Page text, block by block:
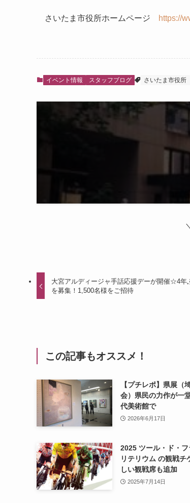
さいたま市役所ホームページ https://
イベント情報 スタッフブログ さいたま市役所
大宮アルディージャ手話応援デーが開催☆4年
を募集！1,500名様をご招待
この記事もオススメ！
【プチレポ】県展（
会）県民の力作が一
代美術館で
2026年6月17日
2025 ツール・ド・
リテリウム の観戦
しい観戦席も追加
2025年7月14日